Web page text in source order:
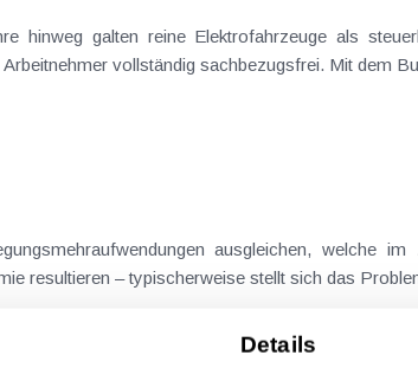
Details
vollständig sachbezugsfrei. Mit dem
resultieren – typischerweise stellt sich das